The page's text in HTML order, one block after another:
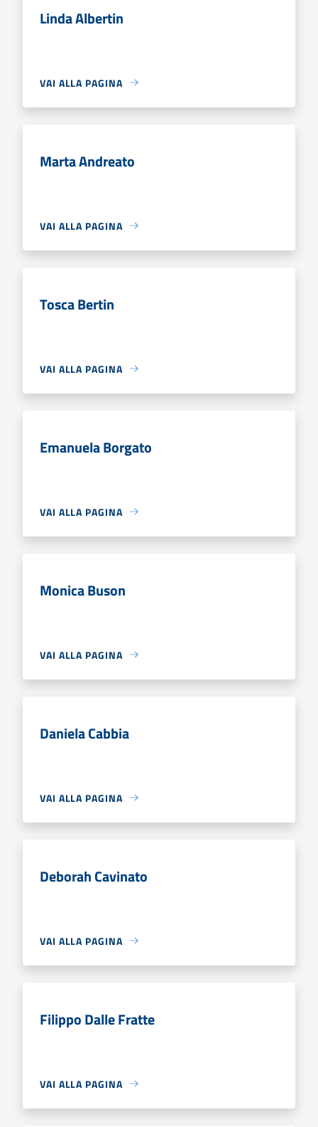
Linda Albertin
VAI ALLA PAGINA
Marta Andreato
VAI ALLA PAGINA
Tosca Bertin
VAI ALLA PAGINA
Emanuela Borgato
VAI ALLA PAGINA
Monica Buson
VAI ALLA PAGINA
Daniela Cabbia
VAI ALLA PAGINA
Deborah Cavinato
VAI ALLA PAGINA
Filippo Dalle Fratte
VAI ALLA PAGINA